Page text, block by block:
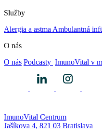
Služby
Alergia a astma Ambulantná
O nás
O nás Podcasty ImunoVital v
ImunoVital Centrum
Jašíkova 4, 821 03 Bratislava